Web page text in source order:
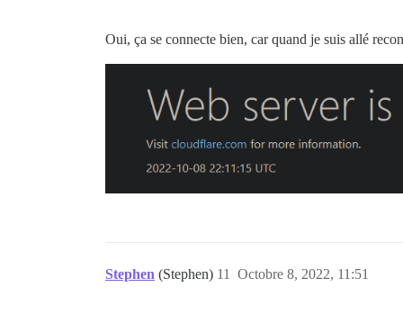
Oui, ça se connecte bien, car quand je suis allé
Stephen (Stephen) Octobre 8, 2022, 11:51
11